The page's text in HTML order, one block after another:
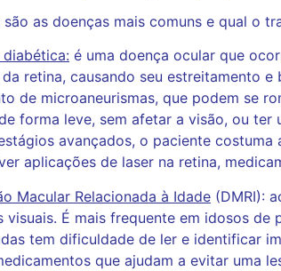
são as doenças mais comuns e qual o
é uma doença ocular que
da retina, causando seu estreitamento
de microaneurismas, que podem se
forma leve, sem afetar a visão, ou
avançados, o paciente
aplicações de laser na retina,
Macular Relacionada à Idade (DMRI):
visuais. É mais frequente em idosos
tem dificuldade de ler e identificar
que ajudam a evitar uma